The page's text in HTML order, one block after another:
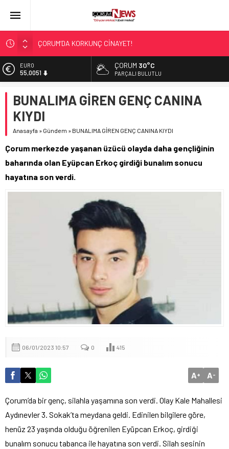
ÇORUM’DA KORKUNÇ CİNAYET!
ASLAN, CUMHURBAŞKANI BAŞDANIŞMANI OLDU
SIR PERDESİ ÇÖZÜLDÜ!
ÇATIDAN DÜŞTÜ!
EURO
55,0051
6.584,66
BİST
13.889,75
47,7046
ÇORUM 30°C
PARÇALI BULUTLU
BUNALIMA GİREN GENÇ CANINA
KIYDI
Anasayfa » Gündem » BUNALIMA GİREN GENÇ CANINA KIYDI
Çorum merkezde yaşanan üzücü olayda daha gençliğinin
baharında olan Eyüpcan Erkoç girdiği bunalım sonucu
hayatına son verdi.
06/01/2023 10:57 0 415
A+ A-
Çorum’da bir genç, silahla yaşamına son verdi. Olay Kale Mahallesi
Aydınevler 3. Sokak’ta meydana geldi. Edinilen bilgilere göre,
henüz 23 yaşında olduğu öğrenilen Eyüpcan Erkoç, girdiği
bunalım sonucu tabanca ile hayatına son verdi. Silah sesinin